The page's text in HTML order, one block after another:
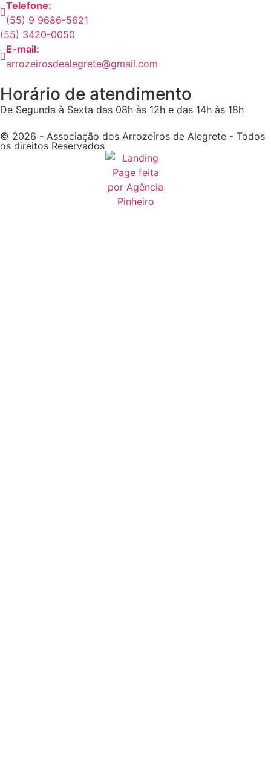
Telefone:
(55) 9 9686-5621
(55) 3420-0050
E-mail:
arrozeirosdealegrete@gmail.com
Horário de atendimento
De Segunda à Sexta das 08h às 12h e das 14h às 18h
© 2026 - Associação dos Arrozeiros de Alegrete - Todos
os direitos Reservados